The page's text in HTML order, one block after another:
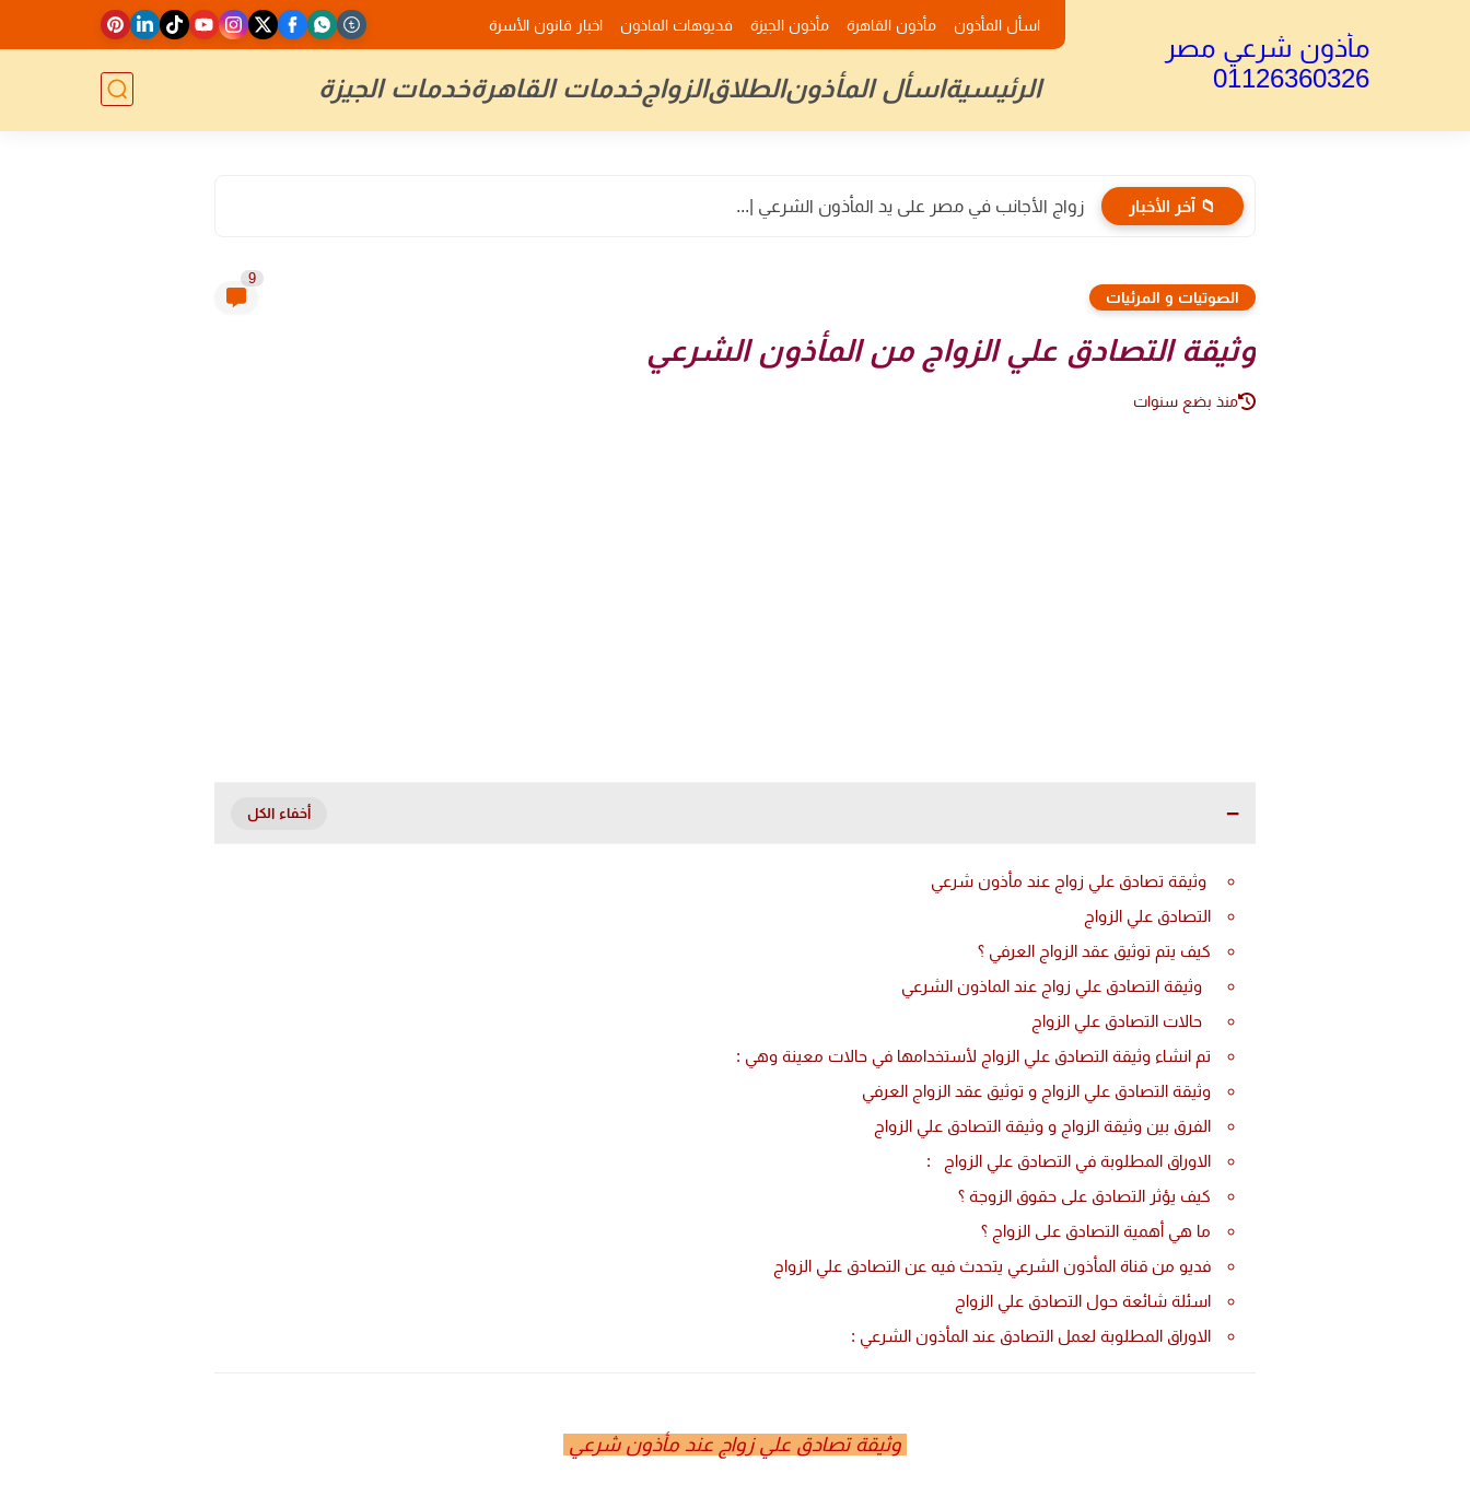
اسأل المأذون مأذون القاهرة مأذون الجيزة فديوهات الماذون اخبار قانون الأسرة
مأذون شرعي مصر
01126360326
الرئيسيةاسأل المأذونالطلاقالزواجخدمات القاهرةخدمات الجيزة
📁 آخر الأخبار زواج الأجانب في مصر على يد المأذون الشرعي |...
الصوتيات و المرئيات
9
وثيقة التصادق علي الزواج من المأذون الشرعي
منذ بضع سنوات
وثيقة تصادق علي زواج عند مأذون شرعي
التصادق علي الزواج
كيف يتم توثيق عقد الزواج العرفي ؟
وثيقة التصادق علي زواج عند الماذون الشرعي
حالات التصادق علي الزواج
تم انشاء وثيقة التصادق علي الزواج لأستخدامها في حالات معينة وهي :
وثيقة التصادق علي الزواج و توثيق عقد الزواج العرفي
الفرق بين وثيقة الزواج و وثيقة التصادق علي الزواج
الاوراق المطلوبة في التصادق علي الزواج :
كيف يؤثر التصادق على حقوق الزوجة ؟
ما هي أهمية التصادق على الزواج ؟
فديو من قناة المأذون الشرعي يتحدث فيه عن التصادق علي الزواج
اسئلة شائعة حول التصادق علي الزواج
الاوراق المطلوبة لعمل التصادق عند المأذون الشرعي :
وثيقة تصادق علي زواج عند مأذون شرعي